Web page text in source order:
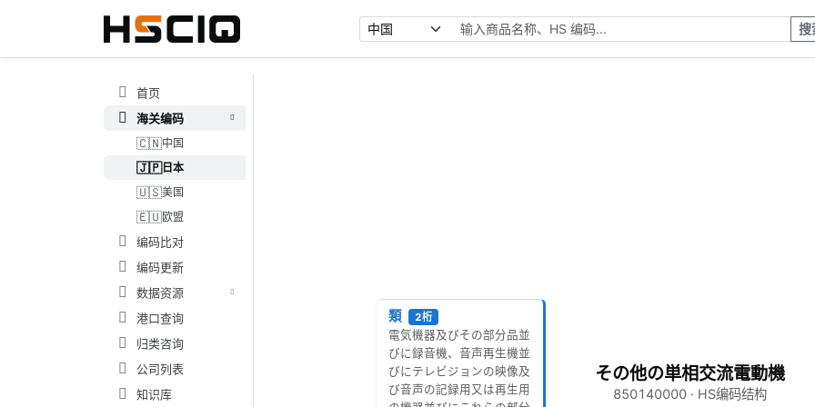
搜
首页
海关编码
🇨🇳中国
🇯🇵日本
🇺🇸美国
🇪🇺欧盟
编码比对
编码更新
数据资源
港口查询
归类咨询
公司列表
知识库
その他の単相交流電動機
850140000 · HS编码结构
類 2桁
電気機器及びその部分品並
びに録音機、音声再生機並
びにテレビジョンの映像及
び音声の記録用又は再生用